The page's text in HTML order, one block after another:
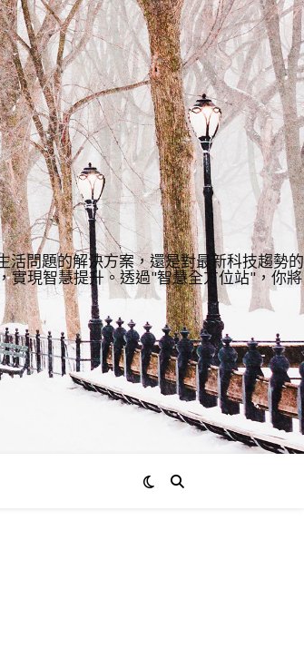
問題的解決方案，還是對最新科技趨勢的
實現智慧提升。透過"智慧全方位站"，你將